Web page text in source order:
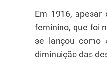
Em 1916,
feminino, que foi
se lançou como
diminuição das